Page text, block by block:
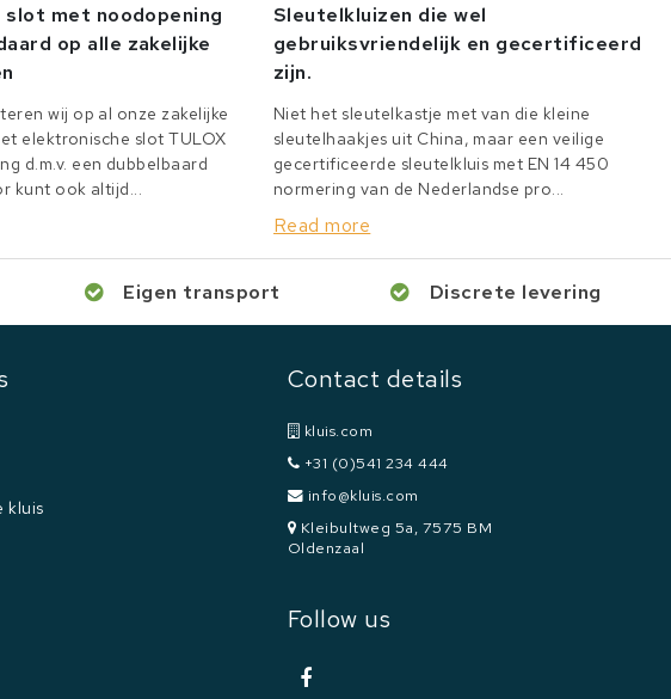
met noodopening
op alle zakelijke
wij op al onze zakelijke
elektronische slot TULOX
d.m.v. een dubbelbaard
kunt ook altijd...
Sleutelkluizen die wel
gebruiksvriendelijk en gecertificeerd
zijn.
Niet het sleutelkastje met van die kleine
sleutelhaakjes uit China, maar een veilige
gecertificeerde sleutelkluis met EN 14 450
normering van de Nederlandse pro...
Read more
Eigen transport Discrete levering
kluis
Contact details
kluis.com
+31 (0)541 234 444
info@kluis.com
Kleibultweg 5a, 7575 BM
Oldenzaal
Follow us